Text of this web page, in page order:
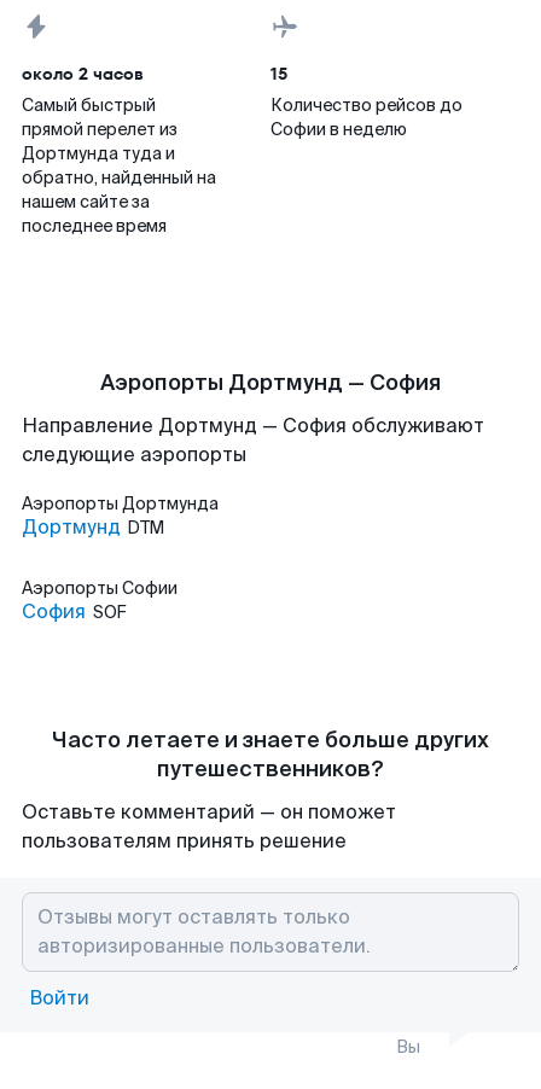
около 2 часов
Самый быстрый
прямой перелет из
Дортмунда туда и
обратно, найденный на
нашем сайте за
последнее время
15
Количество рейсов до
Софии в неделю
Аэропорты Дортмунд — София
Направление Дортмунд — София обслуживают
следующие аэропорты
Аэропорты Дортмунда
Дортмунд DTM
Аэропорты Софии
София SOF
Часто летаете и знаете больше других
путешественников?
Оставьте комментарий — он поможет
пользователям принять решение
Войти
Вы